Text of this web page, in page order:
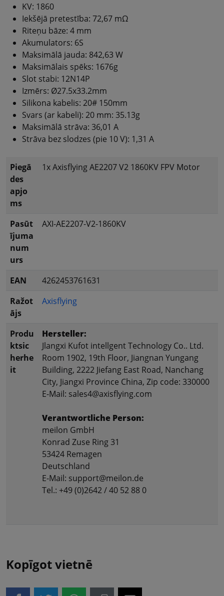
KV: 1860
Iekšējā pretestība: 72,67 mΩ
Riteņu bāze: 4 mm
Akumulators: 6S
Maksimālā jauda: 842,63 W
Maksimālais spēks: 1676g
Slot stabi: 12N14P
Izmērs: Ø27.5x33.2mm
Silikona kabelis: 20# 150mm
Svars (ar kabeli): 20 mm: 35.13g
Maksimālā strāva: 36,01 A
Strāva bez slodzes (pie 10 V): 1,31 A
Piegā
des
apjo
ms
1x Axisflying AE2207 V2 1860KV FPV Motor
Pasūt
ījuma
num
urs
AXI-AE2207-V2-1860KV
EAN
4262453761631
Ražot
ājs
Axisflying
Produ
ktsic
herhe
it
Hersteller:
Jlangxi Kufot intellgent Technology Co.. Ltd.
Room 1902, 19th Floor, Jiangnan Yungang
Building, 2222 Jiefang East Road, Nanchang
City, Jiangxi Province China, Zip code: 330000
E-Mail: sales4@axisflying.com
Verantwortliche Person:
meilon GmbH
Konrad Zuse Ring 31
53424 Remagen
Deutschland
E-Mail: support@meilon.de
Tel.: +49 (0)2642 / 40 52 88 0
Kopīgot vietnē